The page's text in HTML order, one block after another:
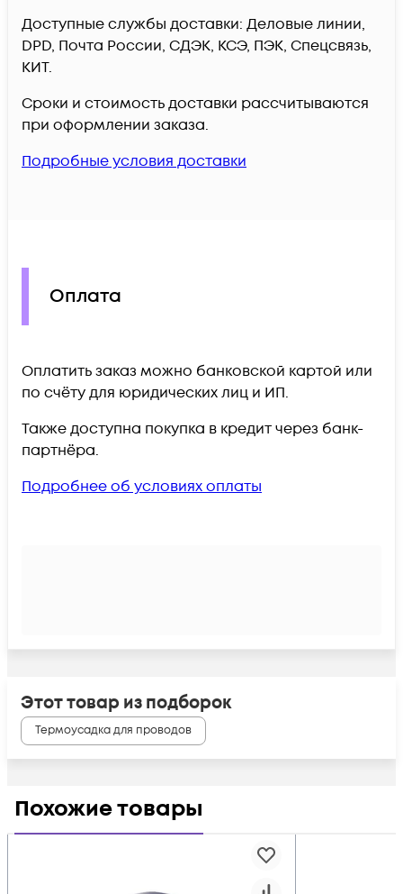
Доступные службы доставки: Деловые линии,
DPD, Почта России, СДЭК, КСЭ, ПЭК, Спецсвязь,
КИТ.
Сроки и стоимость доставки рассчитываются
при оформлении заказа.
Подробные условия доставки
Оплата
Оплатить заказ можно банковской картой или
по счёту для юридических лиц и ИП.
Также доступна покупка в кредит через банк-
партнёра.
Подробнее об условиях оплаты
Этот товар из подборок
Термоусадка для проводов
Похожие товары